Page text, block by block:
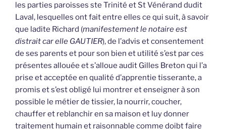
les parties paroisses ste Trinité et St Vénérand dudit
Laval, lesquelles ont fait entre elles ce qui suit, à savoir
que ladite Richard (manifestement le notaire est
distrait car elle GAUTIER), de l’advis et consentement
de ses parents et pour son bien et utilité s’est par ces
présentes allouée et s’alloue audit Gilles Breton qui l’a
prise et acceptée en qualité d’apprentie tisserante, a
promis et s’est obligé lui montrer et enseigner à son
possible le métier de tissier, la nourrir, coucher,
chauffer et reblanchir en sa maison et luy donner
traitement humain et raisonnable comme doibt faire